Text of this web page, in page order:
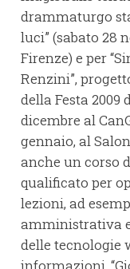
drammaturgo
luci” (sabato 28
Firenze) e per
Renzini”,
della Festa 2009
dicembre al
gennaio, al
anche un corso
qualificato per
lezioni, ad
amministrativa
delle tecnologie